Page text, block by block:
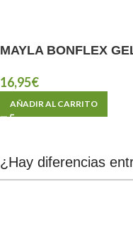
MAYLA BONFLEX
16,95€
AÑADIR AL CARRITO
¿Hay diferencias